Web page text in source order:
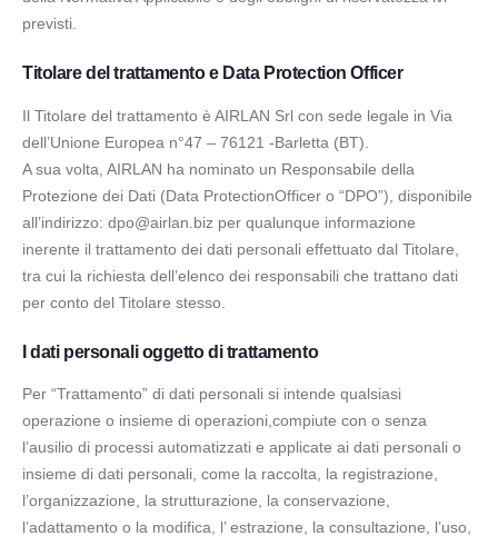
previsti.
Titolare del trattamento e Data Protection Officer
Il Titolare del trattamento è AIRLAN Srl con sede legale in Via
dell’Unione Europea n°47 – 76121 -Barletta (BT).
A sua volta, AIRLAN ha nominato un Responsabile della
Protezione dei Dati (Data ProtectionOfficer o “DPO”), disponibile
all’indirizzo: dpo@airlan.biz per qualunque informazione
inerente il trattamento dei dati personali effettuato dal Titolare,
tra cui la richiesta dell’elenco dei responsabili che trattano dati
per conto del Titolare stesso.
I dati personali oggetto di trattamento
Per “Trattamento” di dati personali si intende qualsiasi
operazione o insieme di operazioni,compiute con o senza
l’ausilio di processi automatizzati e applicate ai dati personali o
insieme di dati personali, come la raccolta, la registrazione,
l’organizzazione, la strutturazione, la conservazione,
l’adattamento o la modifica, l’ estrazione, la consultazione, l’uso,